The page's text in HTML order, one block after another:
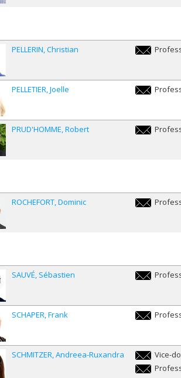
PELLERIN Christian
PELLETIER Joelle
PRUD'HOMME Robert
ROCHEFORT Dominic
SAUVÉ Sébastien
SCHAPER Frank
SCHMITZER Andreea-Ruxandra
Vice-